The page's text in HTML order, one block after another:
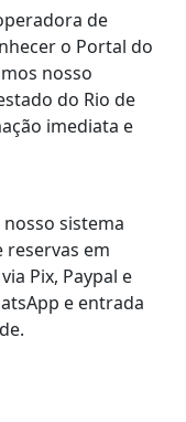
de
o Portal do
nosso
do Rio de
imediata e
sistema
em
Pix, Paypal e
e entrada